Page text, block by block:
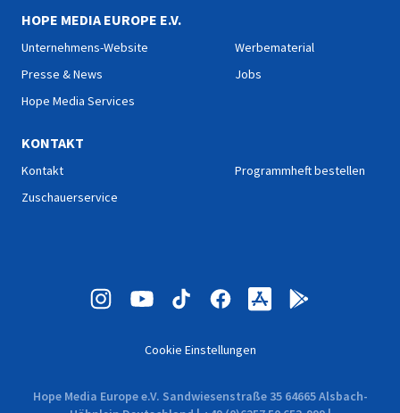
HOPE MEDIA EUROPE E.V.
Unternehmens-Website
Presse & News
Hope Media Services
Werbematerial
Jobs
KONTAKT
Kontakt
Zuschauerservice
Programmheft bestellen
Cookie Einstellungen
Hope Media Europe e.V. Sandwiesenstraße 35 64665 Alsbach-